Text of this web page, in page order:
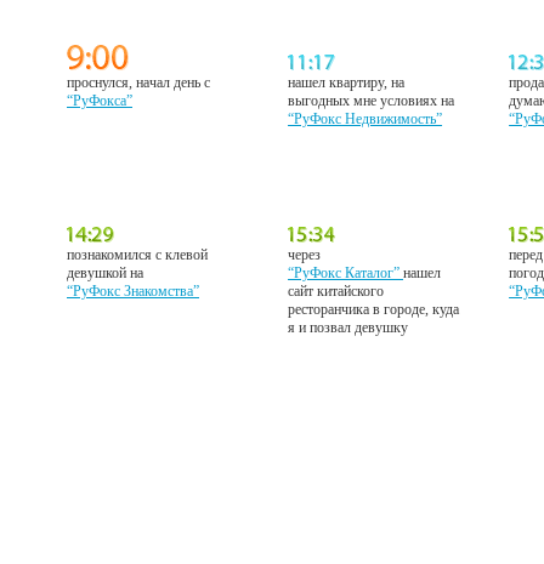
проснулся, начал день с
“РуФокса”
нашел квартиру, на
выгодных мне условиях на
“РуФокс Недвижимость”
познакомился с клевой
девушкой на
“РуФокс Знакомства”
через
“РуФокс Каталог”нашел
сайт китайского
ресторанчика в городе, куда
я и позвал девушку